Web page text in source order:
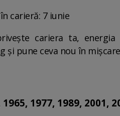
carieră: 7 iunie
cariera ta,
și pune ceva nou în
1977, 1989, 2001,